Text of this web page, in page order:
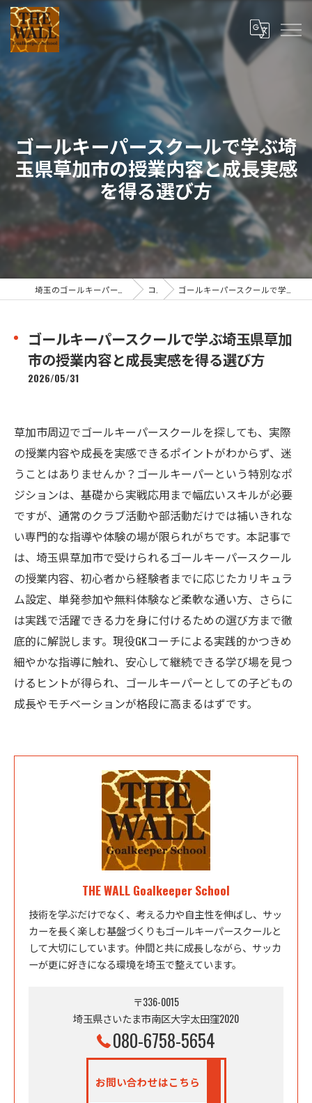
ゴールキーパースクールで学ぶ埼
玉県草加市の授業内容と成長実感
を得る選び方
コラム ゴールキーパースクールで学ぶ埼玉県草加市の授業内容と成長実感を得る選び方
ゴールキーパースクールで学ぶ埼玉県草加
市の授業内容と成長実感を得る選び方
2026/05/31
草加市周辺でゴールキーパースクールを探しても、実際
の授業内容や成長を実感できるポイントがわからず、迷
うことはありませんか？ゴールキーパーという特別なポ
ジションは、基礎から実戦応用まで幅広いスキルが必要
ですが、通常のクラブ活動や部活動だけでは補いきれな
い専門的な指導や体験の場が限られがちです。本記事で
は、埼玉県草加市で受けられるゴールキーパースクール
の授業内容、初心者から経験者までに応じたカリキュラ
ム設定、単発参加や無料体験など柔軟な通い方、さらに
は実践で活躍できる力を身に付けるための選び方まで徹
底的に解説します。現役GKコーチによる実践的かつきめ
細やかな指導に触れ、安心して継続できる学び場を見つ
けるヒントが得られ、ゴールキーパーとしての子どもの
成長やモチベーションが格段に高まるはずです。
THE WALL Goalkeeper School
技術を学ぶだけでなく、考える力や自主性を伸ばし、サッ
カーを長く楽しむ基盤づくりもゴールキーパースクールと
して大切にしています。仲間と共に成長しながら、サッカ
ーが更に好きになる環境を埼玉で整えています。
〒336-0015
埼玉県さいたま市南区大字太田窪2020
080-6758-5654
お問い合わせはこちら